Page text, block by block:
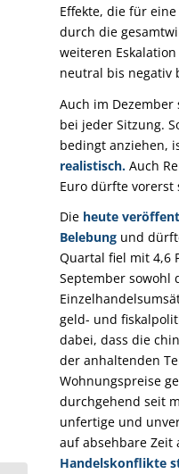
Effekte, die für
durch die
weiteren
neutral bis negativ
Auch im
bei jeder Sitzung.
bedingt anziehen,
realistisch. Auch
Euro dürfte vorerst
Die heute
Belebung und
Quartal fiel mit 4,6
September sowohl
geld- und
dabei, dass die
der anhaltenden
Wohnungspreise
durchgehend seit
unfertige und
auf absehbare Zeit
Handelskonflikte